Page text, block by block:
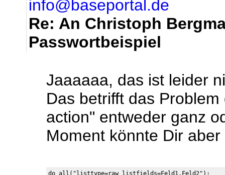
info@baseportal.de
Re: An Christoph
Passwortbeispiel
Jaaaaaa, das ist leider
Das betrifft das
action" entweder ganz
Moment könnte Dir